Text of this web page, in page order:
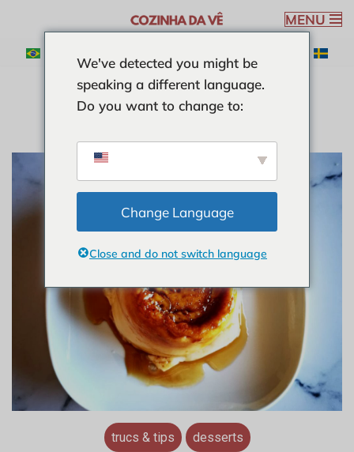
MENU
trucs & tips
desserts
We've detected you might be
speaking a different language.
Do you want to change to:
Change Language
Close and do not switch language